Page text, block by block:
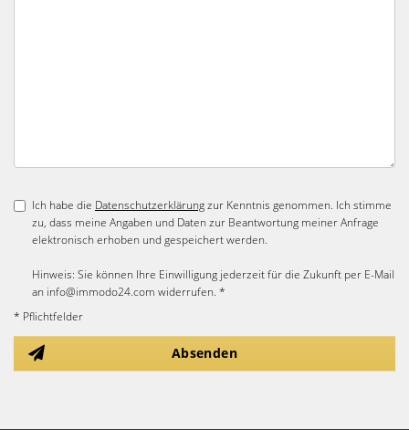
Ich habe die Datenschutzerklärungzur Kenntnis genommen. Ich stimme
zu, dass meine Angaben und Daten zur Beantwortung meiner Anfrage
elektronisch erhoben und gespeichert werden.
Hinweis: Sie können Ihre Einwilligung jederzeit für die Zukunft per E-Mail
an info@immodo24.com widerrufen. *
* Pflichtfelder
Absenden